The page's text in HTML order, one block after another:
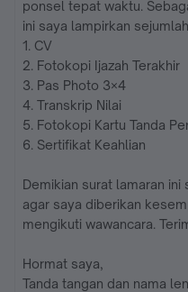
ponsel tepat waktu.
ini saya lampirkan
1. CV
2. Fotokopi Ijazah Terakhir
3. Pas Photo 3×4
4. Transkrip Nilai
5. Fotokopi Kartu Tanda
6. Sertifikat Keahlian
Demikian surat lamaran ini
agar saya diberikan
mengikuti wawancara.
Hormat saya,
Tanda tangan dan nama